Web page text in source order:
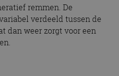
remmen. De
verdeeld tussen de
dan weer zorgt voor een